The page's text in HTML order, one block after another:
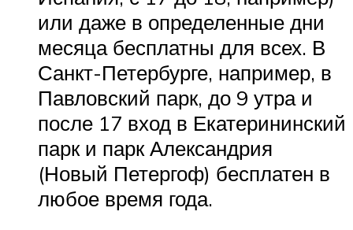
или даже в определенные дни
месяца бесплатны для всех. В
Санкт-Петербурге, например, в
Павловский парк, до 9 утра и
после 17 вход в Екатерининский
парк и парк Александрия
(Новый Петергоф) бесплатен в
любое время года.